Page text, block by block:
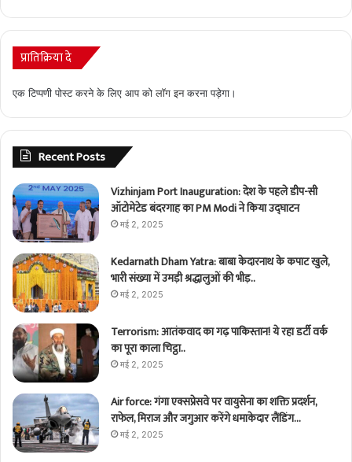
प्रातिक्रिया दे
एक टिप्पणी पोस्ट करने के लिए आप कोलॉग इनकरना पड़ेगा।
Recent Posts
Vizhinjam Port Inauguration: देश के पहले डीप-सी
ऑटोमेटेड बंदरगाह का PM Modi ने किया उद्घाटन
मई 2, 2025
Kedarnath Dham Yatra: बाबा केदारनाथ के कपाट खुले,
भारी संख्या में उमड़ी श्रद्धालुओं की भीड़..
मई 2, 2025
Terrorism: आतंकवाद का गढ़ पाकिस्तान! ये रहा डर्टी वर्क
का पूरा काला चिट्ठा..
मई 2, 2025
Air force: गंगा एक्सप्रेसवे पर वायुसेना का शक्ति प्रदर्शन,
राफेल, मिराज और जगुआर करेंगे धमाकेदार लैंडिंग…
मई 2, 2025